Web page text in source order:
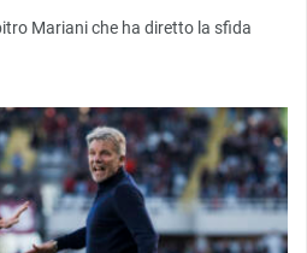
Mariani che ha diretto la sfida